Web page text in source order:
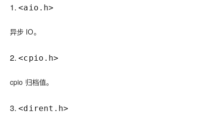
1.<aio.h>
异步 IO。
2.<cpio.h>
cpio 归档值。
3.<dirent.h>